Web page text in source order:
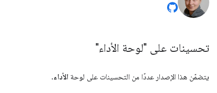
تحسينات على "لوحة الأداء"
يتضمّن هذا الإصدار عددًا من التحسينات على لوحة الأداء.